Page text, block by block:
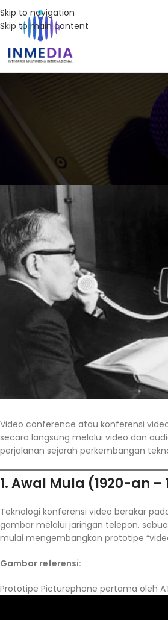
Skip to navigation
Skip to main content
Video conference atau konferensi
secara langsung melalui video dan
perjalanan sejarah perkembangan
1. Awal Mula (1920-an –
Teknologi konferensi video berakar
gambar melalui jaringan telepon,
mulai mengembangkan prototipe
Gambar referensi:
Prototipe Picturephone pertama oleh